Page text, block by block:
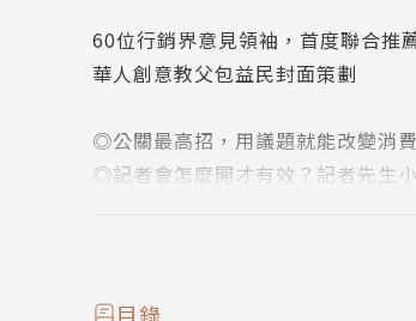
60位行銷界意見領袖，首度聯合推
華人創意教父包益民封面策劃
◎公關最高招，用議題就能改變消
◎記者會怎麼開才有效？記者先生
◎替客戶代言產品的藝人不難搞，
如果你到經濟部商業司搜尋「公關」
目錄